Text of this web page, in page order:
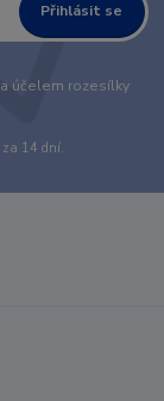
Přihlásit se
účelem rozesílky
14 dní.